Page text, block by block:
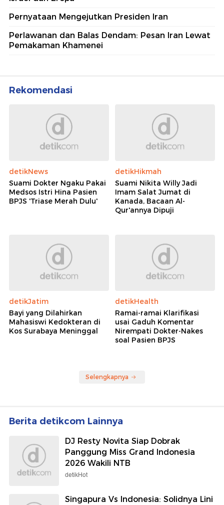
Pernyataan Mengejutkan Presiden Iran
Perlawanan dan Balas Dendam: Pesan Iran Lewat
Pemakaman Khamenei
Rekomendasi
detikNews
Suami Dokter Ngaku Pakai
Medsos Istri Hina Pasien
BPJS 'Triase Merah Dulu'
detikHikmah
Suami Nikita Willy Jadi
Imam Salat Jumat di
Kanada, Bacaan Al-
Qur'annya Dipuji
detikJatim
Bayi yang Dilahirkan
Mahasiswi Kedokteran di
Kos Surabaya Meninggal
detikHealth
Ramai-ramai Klarifikasi
usai Gaduh Komentar
Nirempati Dokter-Nakes
soal Pasien BPJS
Selengkapnya
Berita detikcom Lainnya
DJ Resty Novita Siap Dobrak
Panggung Miss Grand Indonesia
2026 Wakili NTB
detikHot
Singapura Vs Indonesia: Solidnya Lini